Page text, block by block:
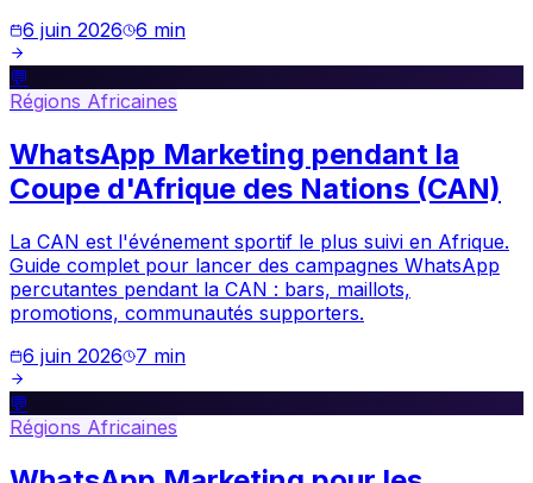
6 juin 2026 6 min
💬
Régions Africaines
WhatsApp Marketing pendant la
Coupe d'Afrique des Nations (CAN)
La CAN est l'événement sportif le plus suivi en Afrique.
Guide complet pour lancer des campagnes WhatsApp
percutantes pendant la CAN : bars, maillots,
promotions, communautés supporters.
6 juin 2026
7 min
💬
Régions Africaines